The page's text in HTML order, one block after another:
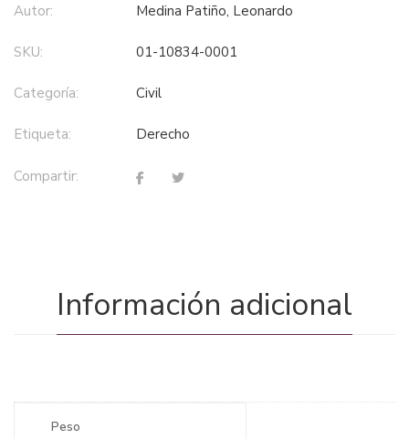
Autor: Medina Patiño, Leonardo
SKU: 01-10834-0001
Categoría: civil
Etiqueta: derecho
Compartir:
Información adicional
Peso